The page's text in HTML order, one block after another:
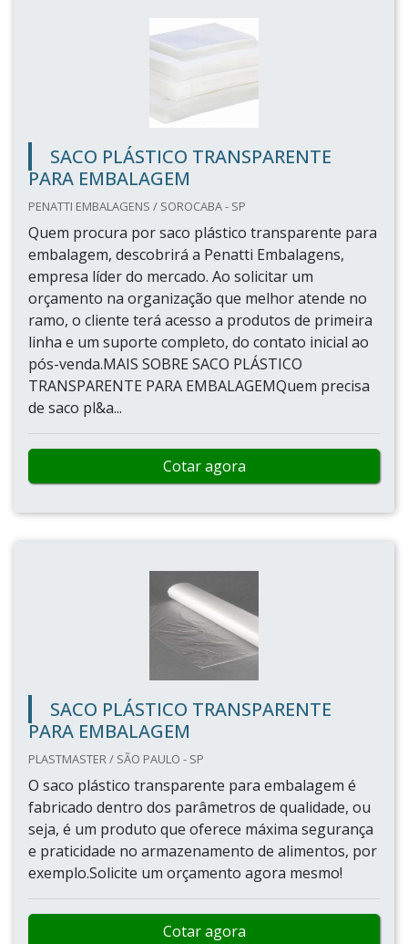
SACO PLÁSTICO TRANSPARENTE
PARA EMBALAGEM
PENATTI EMBALAGENS / SOROCABA - SP
Quem procura por saco plástico transparente para
embalagem, descobrirá a Penatti Embalagens,
empresa líder do mercado. Ao solicitar um
orçamento na organização que melhor atende no
ramo, o cliente terá acesso a produtos de primeira
linha e um suporte completo, do contato inicial ao
pós-venda.MAIS SOBRE SACO PLÁSTICO
TRANSPARENTE PARA EMBALAGEMQuem precisa
de saco pl&a...
Cotar agora
SACO PLÁSTICO TRANSPARENTE
PARA EMBALAGEM
PLASTMASTER / SÃO PAULO - SP
O saco plástico transparente para embalagem é
fabricado dentro dos parâmetros de qualidade, ou
seja, é um produto que oferece máxima segurança
e praticidade no armazenamento de alimentos, por
exemplo.Solicite um orçamento agora mesmo!
Cotar agora